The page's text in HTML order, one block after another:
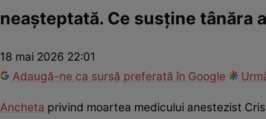
neașteptată. Ce susține tânăra
18 mai 2026 22:01
Adaugă-ne ca sursă preferată în Google
Ancheta privind moartea medicului anestezist